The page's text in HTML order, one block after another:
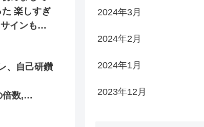
楽しすぎ
インもし
、自己研鑽
倍数,
2024年3月
2024年2月
2024年1月
2023年12月